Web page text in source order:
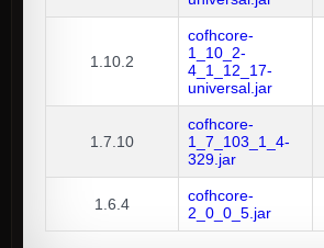
1.10.2
cofhcore-
1_10_2-
4_1_12_17-
universal.jar
1.7.10
cofhcore-
1_7_103_1_4-
329.jar
1.6.4
cofhcore-
2_0_0_5.jar